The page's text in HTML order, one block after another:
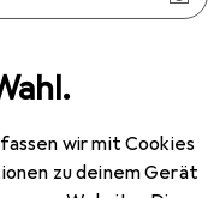
wir mit Cookies
zu deinem Gerät
Baying